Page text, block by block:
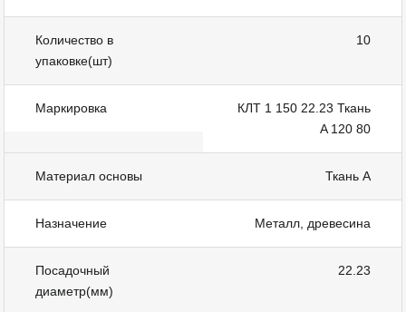
Количество в
упаковке(шт)
10
Маркировка
КЛТ 1 150 22.23 Ткань
A 120 80
Материал основы Ткань А
Назначение Металл, древесина
Посадочный
диаметр(мм)
22.23